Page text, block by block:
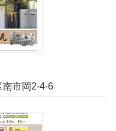
南市岡2-4-6